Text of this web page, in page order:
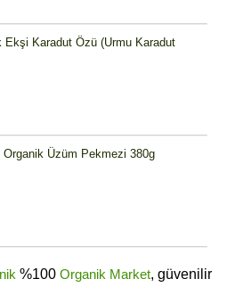
Ekşi Karadut Özü (Urmu Karadut
Organik Üzüm Pekmezi 380g
%100 Organik Market, güvenilir